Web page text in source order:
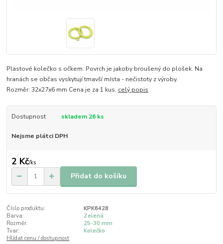
Plastové kolečko s očkem. Povrch je jakoby broušený do plošek. Na
hranách se občas vyskytují tmavší místa - nečistoty z výroby.
Rozměr: 32x27x6 mm Cena je za 1 kus. celý popis
Dostupnost skladem 26 ks
Nejsme plátci DPH
2 Kč/ks
Přidat do košíku
Číslo produktu:
KPK6428
Barva:
Zelená
Rozměr:
25-30 mm
Tvar:
Kolečko
Hlídat cenu / dostupnost